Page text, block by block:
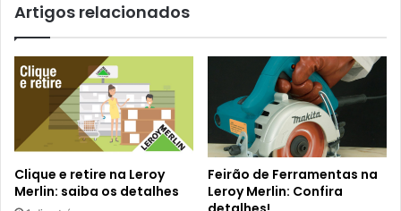
Artigos relacionados
Clique e retire na Leroy
Merlin: saiba os detalhes
Feirão de Ferramentas na
Leroy Merlin: Confira